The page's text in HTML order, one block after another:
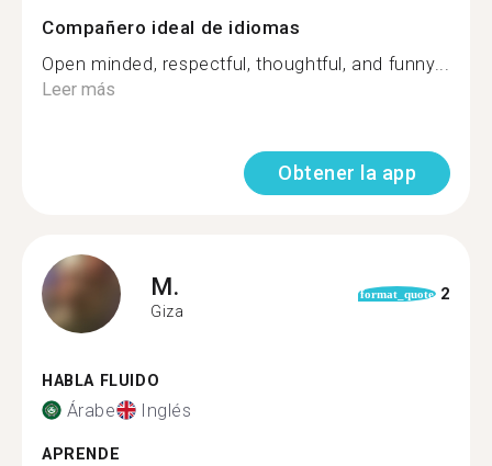
Compañero ideal de idiomas
Open minded, respectful, thoughtful, and funny...
Leer más
Obtener la app
M.
Giza
format_quote 2
HABLA FLUIDO
Árabe Inglés
APRENDE